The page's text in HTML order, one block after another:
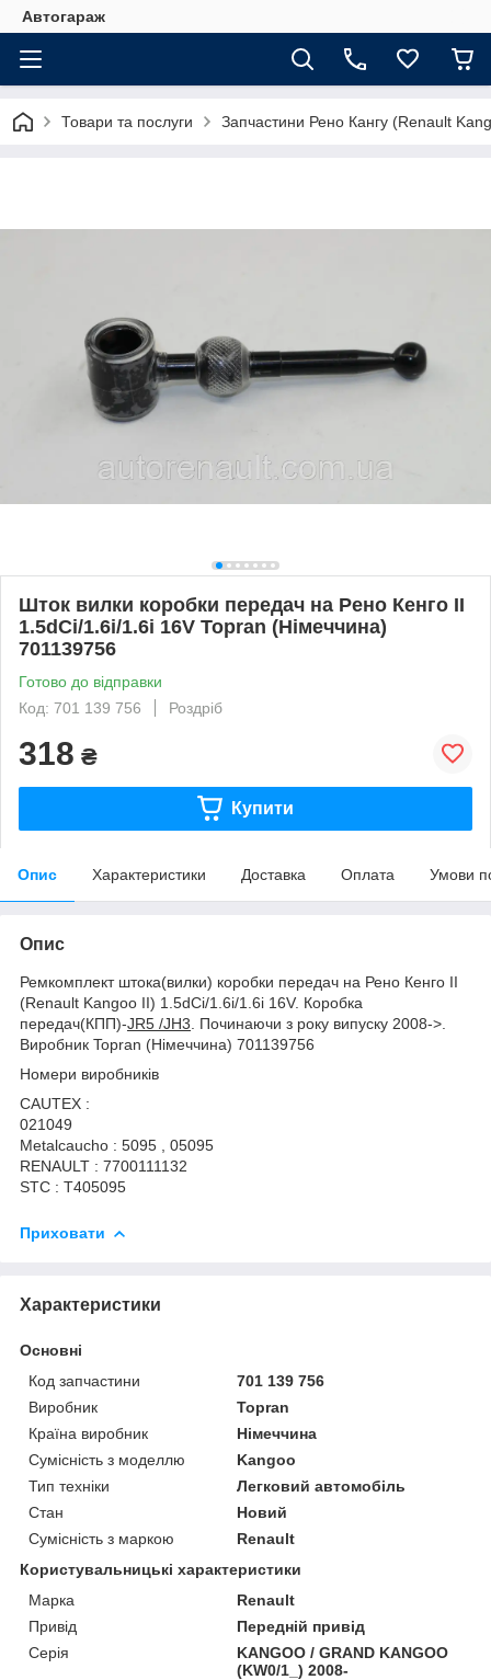
Автогараж
Товари та послуги Запчастини Рено Кангу (Renault
Шток вилки коробки передач на Рено Кенго II
1.5dCi/1.6i/1.6i 16V Topran (Німеччина)
701139756
Готово до відправки
Код: 701 139 756
Роздріб
318 ₴
Купити
Опис Характеристики Доставка Оплата Умови
Опис
Ремкомплект штока(вилки) коробки передач на Рено Кенго II
(Renault Kangoo II) 1.5dCi/1.6i/1.6i 16V. Коробка
передач(КПП)-JR5 /JH3 . Починаючи з року випуску 2008->.
Виробник Topran (Німеччина) 701139756
Номери виробників
CAUTEX :
021049
Metalcaucho : 5095 , 05095
RENAULT : 7700111132
STC : T405095
Приховати
Характеристики
Основні
Код запчастини
701 139 756
Виробник
Topran
Країна виробник
Німеччина
Сумісність з моделлю
Kangoo
Тип техніки
Легковий автомобіль
Стан
Новий
Сумісність з маркою
Renault
Користувальницькі характеристики
Марка
Renault
Привід
Передній привід
Серія
KANGOO / GRAND KANGOO
(KW0/1_) 2008-